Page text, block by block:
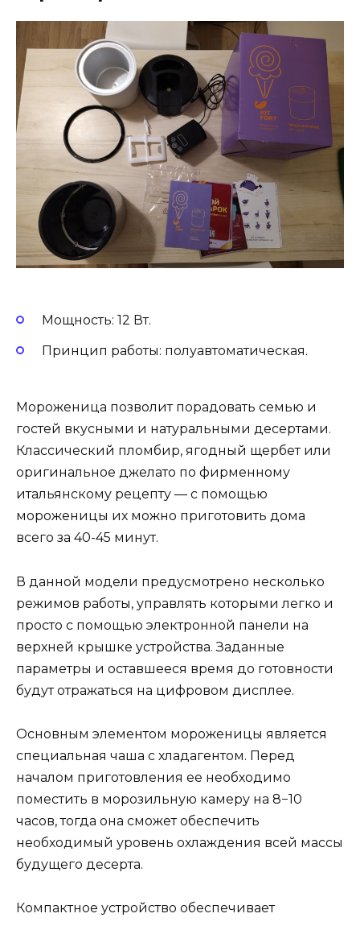
Мощность: 12 Вт.
Принцип работы: полуавтоматическая.
Мороженица позволит порадовать семью и
гостей вкусными и натуральными десертами.
Классический пломбир, ягодный щербет или
оригинальное джелато по фирменному
итальянскому рецепту — с помощью
мороженицы их можно приготовить дома
всего за 40-45 минут.
В данной модели предусмотрено несколько
режимов работы, управлять которыми легко и
просто с помощью электронной панели на
верхней крышке устройства. Заданные
параметры и оставшееся время до готовности
будут отражаться на цифровом дисплее.
Основным элементом мороженицы является
специальная чаша с хладагентом. Перед
началом приготовления ее необходимо
поместить в морозильную камеру на 8−10
часов, тогда она сможет обеспечить
необходимый уровень охлаждения всей массы
будущего десерта.
Компактное устройство обеспечивает